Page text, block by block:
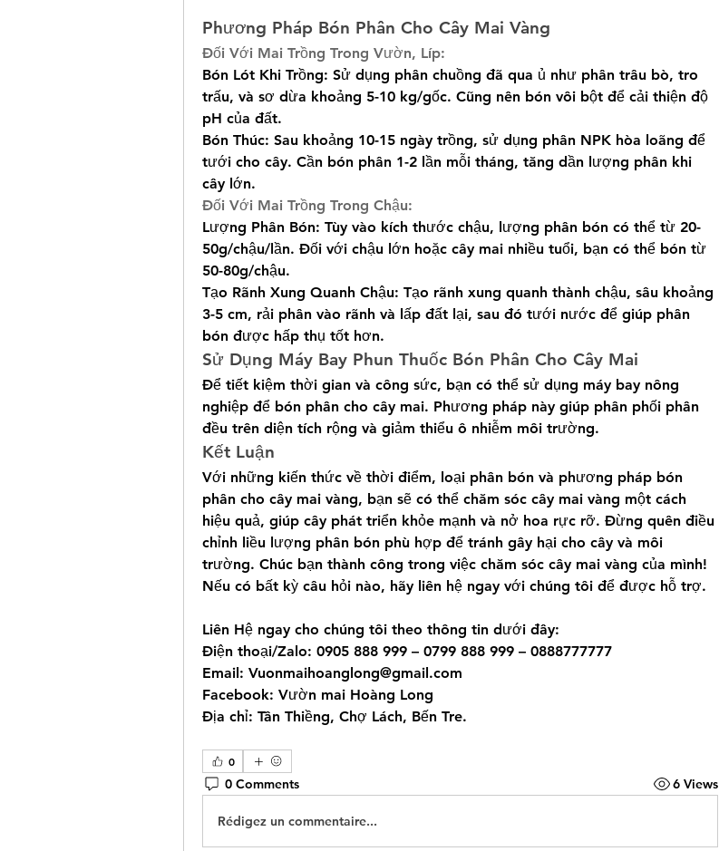
Phương Pháp Bón Phân Cho Cây Mai Vàng
Đối Với Mai Trồng Trong Vườn, Líp:
Bón Lót Khi Trồng: Sử dụng phân chuồng đã qua ủ như phân trâu bò, tro
trấu, và sơ dừa khoảng 5-10 kg/gốc. Cũng nên bón vôi bột để cải thiện độ
pH của đất.
Bón Thúc: Sau khoảng 10-15 ngày trồng, sử dụng phân NPK hòa loãng để
tưới cho cây. Cần bón phân 1-2 lần mỗi tháng, tăng dần lượng phân khi
cây lớn.
Đối Với Mai Trồng Trong Chậu:
Lượng Phân Bón: Tùy vào kích thước chậu, lượng phân bón có thể từ 20-
50g/chậu/lần. Đối với chậu lớn hoặc cây mai nhiều tuổi, bạn có thể bón từ
50-80g/chậu.
Tạo Rãnh Xung Quanh Chậu: Tạo rãnh xung quanh thành chậu, sâu khoảng
3-5 cm, rải phân vào rãnh và lấp đất lại, sau đó tưới nước để giúp phân
bón được hấp thụ tốt hơn.
Sử Dụng Máy Bay Phun Thuốc Bón Phân Cho Cây Mai
Để tiết kiệm thời gian và công sức, bạn có thể sử dụng máy bay nông
nghiệp để bón phân cho cây mai. Phương pháp này giúp phân phối phân
đều trên diện tích rộng và giảm thiểu ô nhiễm môi trường.
Kết Luận
Với những kiến thức về thời điểm, loại phân bón và phương pháp bón
phân cho cây mai vàng, bạn sẽ có thể chăm sóc cây mai vàng một cách
hiệu quả, giúp cây phát triển khỏe mạnh và nở hoa rực rỡ. Đừng quên điều
chỉnh liều lượng phân bón phù hợp để tránh gây hại cho cây và môi
trường. Chúc bạn thành công trong việc chăm sóc cây mai vàng của mình!
Nếu có bất kỳ câu hỏi nào, hãy liên hệ ngay với chúng tôi để được hỗ trợ.
Liên Hệ ngay cho chúng tôi theo thông tin dưới đây:
Điện thoại/Zalo: 0905 888 999 – 0799 888 999 – 0888777777
Email: Vuonmaihoanglong@gmail.com
Facebook: Vườn mai Hoàng Long
Địa chỉ: Tân Thiềng, Chợ Lách, Bến Tre.
0
0 Comments 6 Views
Rédigez un commentaire...